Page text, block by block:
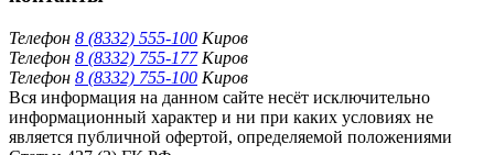
Телефон 8 (8332) 555-100 Киров
Телефон 8 (8332) 755-177 Киров
Телефон 8 (8332) 755-100 Киров
Вся информация на данном сайте несёт исключительно
информационный характер и ни при каких условиях не
является публичной офертой, определяемой положениями